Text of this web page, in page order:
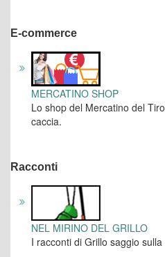
E-commerce
MERCATINO SHOP
Lo shop del Mercatino del
caccia.
Racconti
NEL MIRINO DEL GRILLO
I racconti di Grillo saggio